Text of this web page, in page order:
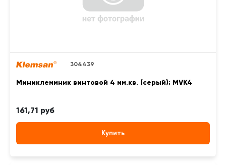
304439
Миниклеммник винтовой 4 мм.кв. (серый); MVK4
161,71 руб
Купить